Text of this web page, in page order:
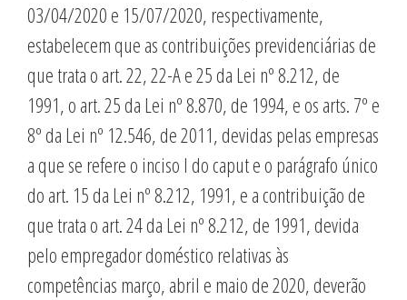
03/04/2020 e 15/07/2020, respectivamente,
estabelecem que as contribuições previdenciárias de
que trata o art. 22, 22-A e 25 da Lei nº 8.212, de
1991, o art. 25 da Lei nº 8.870, de 1994, e os arts. 7º e
8º da Lei nº 12.546, de 2011, devidas pelas empresas
a que se refere o inciso I do caput e o parágrafo único
do art. 15 da Lei nº 8.212, 1991, e a contribuição de
que trata o art. 24 da Lei nº 8.212, de 1991, devida
pelo empregador doméstico relativas às
competências março, abril e maio de 2020, deverão